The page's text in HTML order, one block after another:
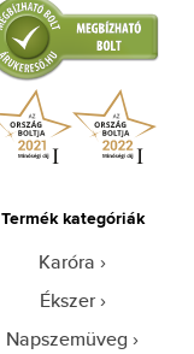
Termék kategóriák
Karóra
Ékszer
Napszemüveg